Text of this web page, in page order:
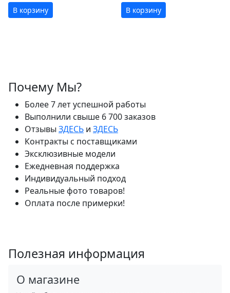
В корзину В корзину
Почему Мы?
Более 7 лет успешной работы
Выполнили свыше 6 700 заказов
Отзывы ЗДЕСЬ и ЗДЕСЬ
Контракты с поставщиками
Эксклюзивные модели
Ежедневная поддержка
Индивидуальный подход
Реальные фото товаров!
Оплата после примерки!
Полезная информация
О магазине